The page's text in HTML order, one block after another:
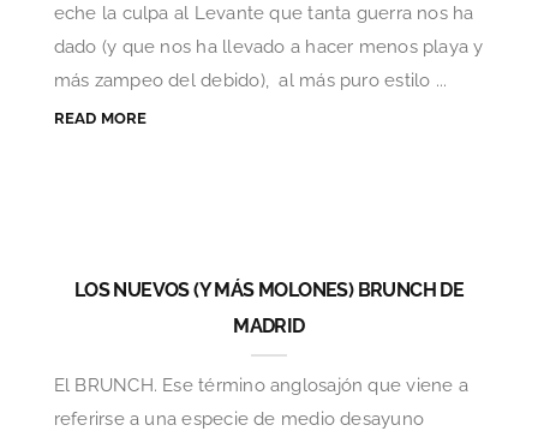
eche la culpa al Levante que tanta guerra nos ha
dado (y que nos ha llevado a hacer menos playa y
más zampeo del debido), al más puro estilo ...
READ MORE
LOS NUEVOS (Y MÁS MOLONES) BRUNCH DE
MADRID
El BRUNCH. Ese término anglosajón que viene a
referirse a una especie de medio desayuno